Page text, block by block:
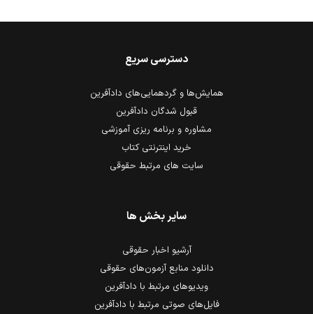
دسترسی سریع
همایش‌ها و گردهمایی‌های دادآفرین
قبول شدگان دادآفرین
مشاوره و برنامه ریزی آموزشی
خرید اینترنتی کتاب
سایت های مرتبط حقوقی
سایر بخش ها
آرشیو اخبار حقوقی
دانلود منابع آزمون‌های حقوقی
ویدیوهای مرتبط با دادآفرین
فایل‌های صوتی مرتبط با دادآفرین